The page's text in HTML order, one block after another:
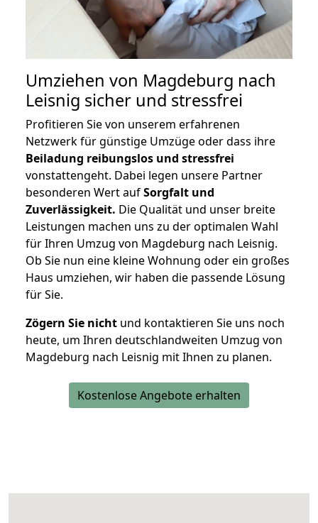
Umziehen von Magdeburg nach
Leisnig sicher und stressfrei
Profitieren Sie von unserem erfahrenen
Netzwerk für günstige Umzüge oder dass ihre
Beiladung reibungslos und stressfrei
vonstattengeht. Dabei legen unsere Partner
besonderen Wert aufSorgfalt und
Zuverlässigkeit. Die Qualität und unser breite
Leistungen machen uns zu der optimalen Wahl
für Ihren Umzug von Magdeburg nach Leisnig.
Ob Sie nun eine kleine Wohnung oder ein großes
Haus umziehen, wir haben die passende Lösung
für Sie.
Zögern Sie nicht und kontaktieren Sie uns noch
heute, um Ihren deutschlandweiten Umzug von
Magdeburg nach Leisnig mit Ihnen zu planen.
Kostenlose Angebote erhalten